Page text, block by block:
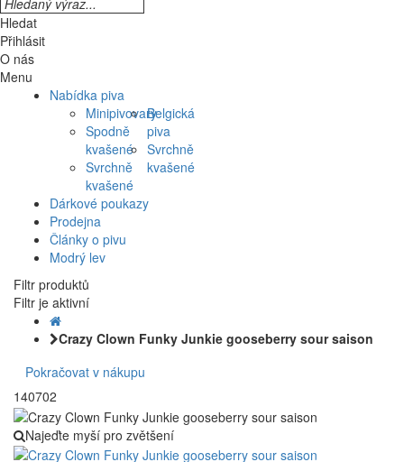
Hledat
Přihlásit
O nás
Menu
Nabídka piva
Minipivovary
Spodně
kvašené
Svrchně
kvašené
Belgická
piva
Svrchně
kvašené
Dárkové poukazy
Prodejna
Články o pivu
Modrý lev
Filtr produktů
Filtr je aktivní
Crazy Clown Funky Junkie gooseberry sour saison
Pokračovat v nákupu
140702
Najeďte myší pro zvětšení